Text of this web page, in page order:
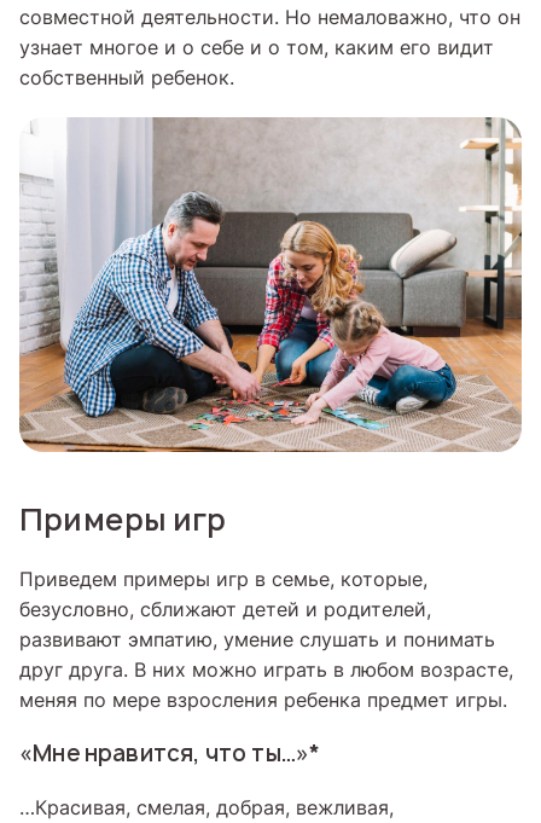
совместной деятельности. Но немаловажно, что он
узнает многое и о себе и о том, каким его видит
собственный ребенок.
Примеры игр
Приведем примеры игр в семье, которые,
безусловно, сближают детей и родителей,
развивают эмпатию, умение слушать и понимать
друг друга. В них можно играть в любом возрасте,
меняя по мере взросления ребенка предмет игры.
«Мне нравится, что ты…»*
…Красивая, смелая, добрая, вежливая,